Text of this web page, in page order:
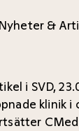
Nyheter &
i SVD,
klinik i